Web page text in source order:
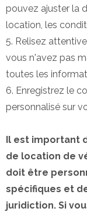
pouvez ajuster la
location, les
5. Relisez
vous n'avez pas
toutes les
6. Enregistrez le
personnalisé sur
Il est important
de location de
doit être
spécifiques et
juridiction. Si